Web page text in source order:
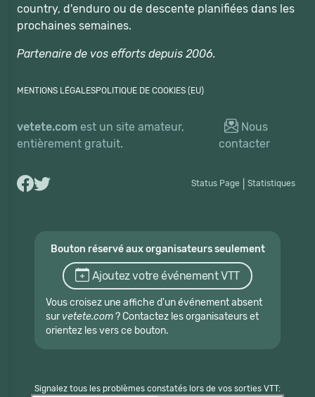
country, d'enduro ou de descente planifiées dans les
prochaines semaines.
Partenaire de vos efforts depuis 2006.
MENTIONS LÉGALESPOLITIQUE DE COOKIES (EU)
vetete.com est un site amateur,
entièrement gratuit.
Nous
contacter
Status Page Statistiques
Bouton réservé aux organisateurs seulement
Ajoutez votre événement VTT
Vous croisez une affiche d'un événement absent
sur vetete.com? Contactez les organisateurs et
orientez les vers ce bouton.
Signalez tous les problèmes constatés lors de vos sorties VTT: